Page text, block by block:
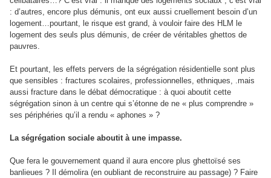
: d’autres, encore plus démunis, ont eux aussi cruellement besoin d’un
logement…pourtant, le risque est grand, à vouloir faire des HLM le
logement des seuls plus démunis, de créer de véritables ghettos de
pauvres.
Et pourtant, les effets pervers de la ségrégation résidentielle sont plus
que sensibles : fractures scolaires, professionnelles, ethniques, .mais
aussi fracture dans le débat démocratique : à quoi aboutit cette
ségrégation sinon à un centre qui s’étonne de ne « plus comprendre »
ses périphéries qu’il a rendu « aphones » ?
La ségrégation sociale aboutit à une impasse.
Que fera le gouvernement quand il aura encore plus ghettoïsé ses
banlieues ? Il démolira (en oubliant de reconstruire au passage) ? Faire